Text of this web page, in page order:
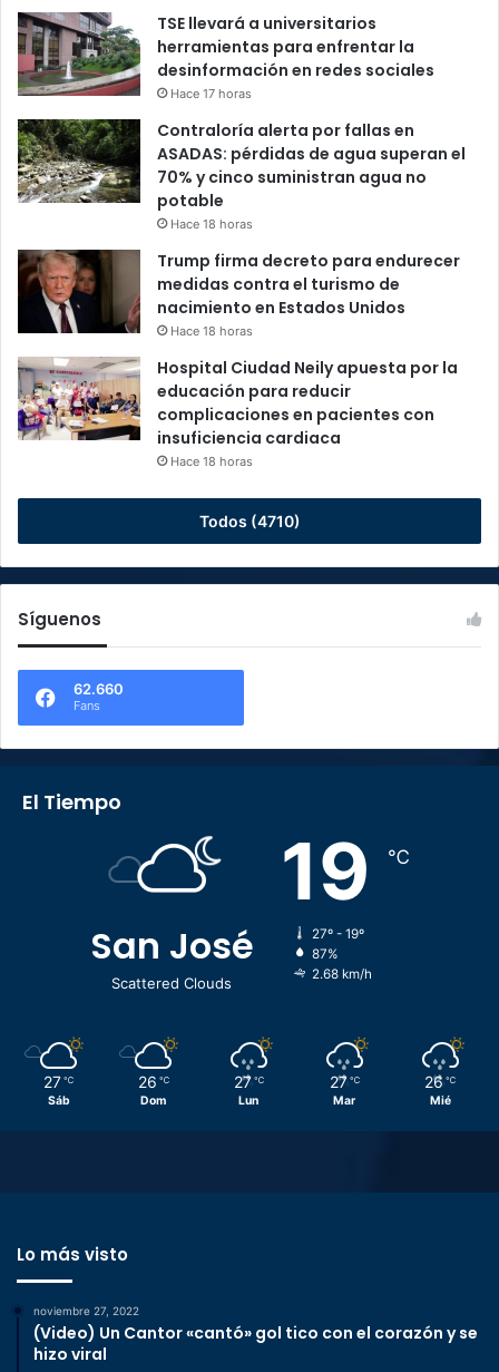
TSE llevará a universitarios
herramientas para enfrentar la
desinformación en redes sociales
Hace 17 horas
Contraloría alerta por fallas en
ASADAS: pérdidas de agua superan el
70% y cinco suministran agua no
potable
Hace 18 horas
Trump firma decreto para endurecer
medidas contra el turismo de
nacimiento en Estados Unidos
Hace 18 horas
Hospital Ciudad Neily apuesta por la
educación para reducir
complicaciones en pacientes con
insuficiencia cardiaca
Hace 18 horas
Todos (4710)
Síguenos
62.660
Fans
El Tiempo
San José
Scattered Clouds
19 ℃
27º - 19º
87%
2.68 km/h
27 ℃
Sáb
26 ℃
Dom
27 ℃
Lun
27 ℃
Mar
26 ℃
Mié
Lo más visto
noviembre 27, 2022
(Video) Un Cantor «cantó» gol tico con el corazón y se
hizo viral